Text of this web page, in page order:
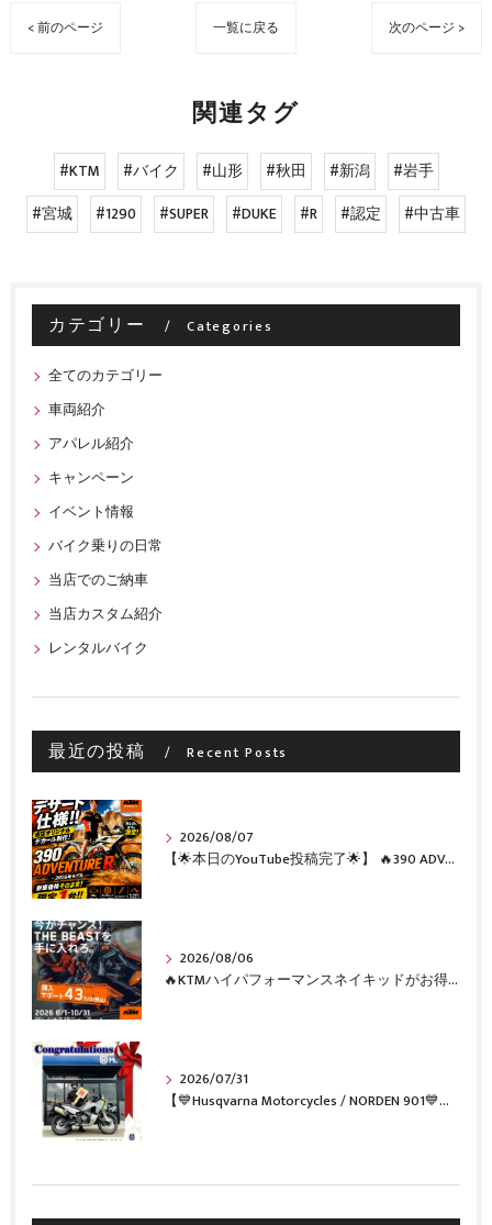
< 前のページ 一覧に戻る 次のページ >
関連タグ
#KTM #バイク #山形 #秋田 #新潟
#岩手
#宮城
#1290 #SUPER #DUKE #R #認定 #中古車
カテゴリー Categories
全てのカテゴリー
車両紹介
アパレル紹介
キャンペーン
イベント情報
バイク乗りの日常
当店でのご納車
当店カスタム紹介
レンタルバイク
最近の投稿 Recent Posts
2026/08/07
【🌟本日のYouTube投稿完了🌟】 🔥390 ADVENTURE R × KTM山形 オリジナルデカール仕様誕生🔥
2026/08/06
🔥KTMハイパフォーマンスネイキッドがお得に手に入るチャンス🔥
2026/07/31
【💙Husqvarna Motorcycles / NORDEN 901💙】 ご納車おめでとうございます🎉✨